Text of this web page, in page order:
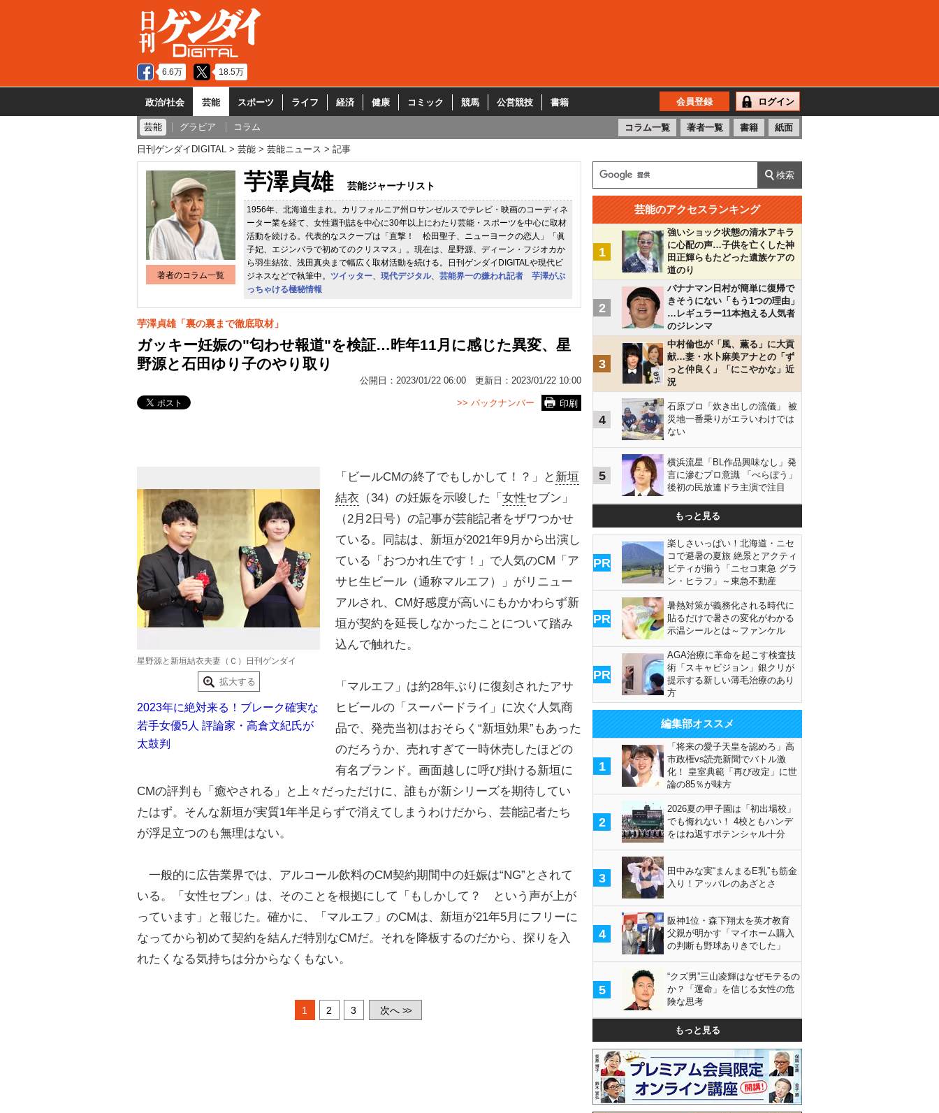
6.6万 18.5万
政治/社会 芸能 スポーツ ライフ 経済 健康 コミック 競馬 公営競技 書籍 会員登録 ログイン
芸能 グラビア コラム コラム一覧 著者一覧 書籍 紙面
日刊ゲンダイDIGITAL 芸能 芸能ニュース 記事
著者のコラム一覧
芋澤貞雄 芸能ジャーナリスト
1956年、北海道生まれ。カリフォルニア州ロサンゼルスでテレビ・映画のコーディネ
ーター業を経て、女性週刊誌を中心に30年以上にわたり芸能・スポーツを中心に取材
活動を続ける。代表的なスクープは「直撃！ 松田聖子、ニューヨークの恋人」「眞
子妃、エジンバラで初めてのクリスマス」。現在は、星野源、ディーン・フジオカか
ら羽生結弦、浅田真央まで幅広く取材活動を続ける。日刊ゲンダイDIGITALや現代ビ
ジネスなどで執筆中。 ツイッター、 現代デジタル、 芸能界一の嫌われ記者 芋澤がぶ
っちゃける極秘情報
芋澤貞雄「裏の裏まで徹底取材」
ガッキー妊娠の"匂わせ報道"を検証…昨年11月に感じた異変、星
野源と石田ゆり子のやり取り
公開日： 2023/01/22 06:00 更新日： 2023/01/22 10:00
印刷
>> バックナンバー
星野源と新垣結衣夫妻（Ｃ）日刊ゲンダイ
拡大する
2023年に絶対来る！ブレーク確実な
若手女優5人 評論家・高倉文紀氏が
太鼓判
「ビールCMの終了でもしかして！？」と 新垣
結衣 （34）の妊娠を示唆した「 女性セブン」
（2月2日号）の記事が芸能記者をザワつかせ
ている。同誌は、新垣が2021年9月から出演し
ている「おつかれ生です！」で人気のCM「ア
サヒ生ビール（通称マルエフ）」がリニュー
アルされ、CM好感度が高いにもかかわらず新
垣が契約を延長しなかったことについて踏み
込んで触れた。
「マルエフ」は約28年ぶりに復刻されたアサ
ヒビールの「スーパードライ」に次ぐ人気商
品で、発売当初はおそらく“新垣効果”もあった
のだろうか、売れすぎて一時休売したほどの
有名ブランド。画面越しに呼び掛ける新垣に
CMの評判も「癒やされる」と上々だっただけに、誰もが新シリーズを期待してい
たはず。そんな新垣が実質1年半足らずで消えてしまうわけだから、芸能記者たち
が浮足立つのも無理はない。
一般的に広告業界では、アルコール飲料のCM契約期間中の妊娠は“NG”とされて
いる。「女性セブン」は、そのことを根拠にして「もしかして？ という声が上が
っています」と報じた。確かに、「マルエフ」のCMは、新垣が21年5月にフリーに
なってから初めて契約を結んだ特別なCMだ。それを降板するのだから、探りを入
れたくなる気持ちは分からなくもない。
1 2 3 次へ >>
芸能のアクセスランキング
1
強いショック状態の清水アキラ
に心配の声…子供を亡くした神
田正輝らもたどった遺族ケアの
道のり
2
バナナマン日村が簡単に復帰で
きそうにない「もう1つの理由」
…レギュラー11本抱える人気者
のジレンマ
3
中村倫也が「風、薫る」に大貢
献…妻・水卜麻美アナとの「ず
っと仲良く」「にこやかな」近
況
4
石原プロ「炊き出しの流儀」 被
災地一番乗りがエラいわけでは
ない
5
横浜流星「BL作品興味なし」発
言に滲むプロ意識 「べらぼう」
後初の民放連ドラ主演で注目
もっと見る
PR
楽しさいっぱい！北海道・ニセ
コで避暑の夏旅 絶景とアクティ
ビティが揃う「ニセコ東急 グラ
ン・ヒラフ」～東急不動産
PR
暑熱対策が義務化される時代に
貼るだけで暑さの変化がわかる
示温シールとは～ファンケル
PR
AGA治療に革命を起こす検査技
術「スキャビジョン」銀クリが
提示する新しい薄毛治療のあり
方
編集部オススメ
1
「将来の愛子天皇を認めろ」高
市政権vs読売新聞でバトル激
化！ 皇室典範「再び改定」に世
論の85％が味方
2
2026夏の甲子園は「初出場校」
でも侮れない！ 4校ともハンデ
をはね返すポテンシャル十分
3
田中みな実“まんまるE乳”も筋金
入り！アッパレのあざとさ
4
阪神1位・森下翔太を英才教育
父親が明かす「マイホーム購入
の判断も野球ありきでした」
5
“クズ男”三山凌輝はなぜモテるの
か？「運命」を信じる女性の危
険な思考
もっと見る